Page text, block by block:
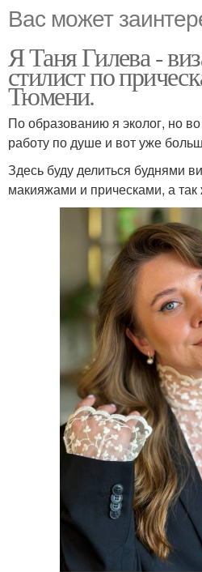
Вас может
Я Таня Гилева -
стилист по
Тюмени.
По образованию я эколог, но
работу по душе и вот уже
Здесь буду делиться буднями
макияжами и прическами, а